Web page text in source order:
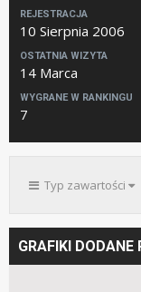
REJESTRACJA
10 Sierpnia 2006
OSTATNIA WIZYTA
14 Marca
WYGRANE W RANKINGU
7
Typ zawartości
GRAFIKI